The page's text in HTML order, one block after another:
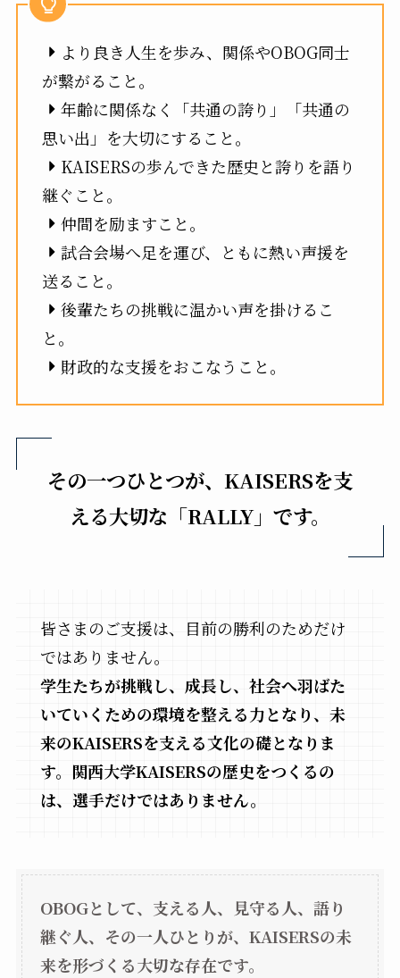
より良き人生を歩み、関係やOBOG同士
が繋がること。
年齢に関係なく「共通の誇り」「共通の
思い出」を大切にすること。
KAISERSの歩んできた歴史と誇りを語り
継ぐこと。
仲間を励ますこと。
試合会場へ足を運び、ともに熱い声援を
送ること。
後輩たちの挑戦に温かい声を掛けるこ
と。
財政的な支援をおこなうこと。
その一つひとつが、KAISERSを支
える大切な「RALLY」です。
皆さまのご支援は、目前の勝利のためだけ
ではありません。
学生たちが挑戦し、成長し、社会へ羽ばた
いていくための環境を整える力となり、未
来のKAISERSを支える文化の礎となりま
す。関西大学KAISERSの歴史をつくるの
は、選手だけではありません。
OBOGとして、支える人、見守る人、語り
継ぐ人、その一人ひとりが、KAISERSの未
来を形づくる大切な存在です。